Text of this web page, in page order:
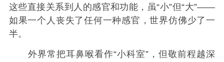
这些直接关系到人的感官和功能，虽“小”但“大”——
如果一个人丧失了任何一种感官，世界仿佛少了一
半。
外界常把耳鼻喉看作“小科室”，但敬前程越深